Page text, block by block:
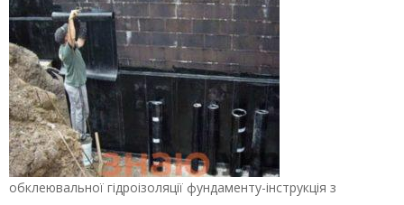
обклеювальної гідроізоляції фундаменту-інструкція з